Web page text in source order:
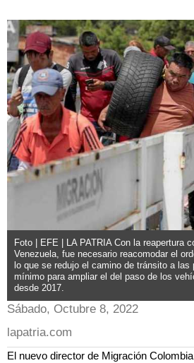
Foto | EFE | LA PATRIA Con la reapertura
Venezuela, fue necesario reacomodar el
lo que se redujo el camino de tránsito a
mínimo para ampliar el del paso de los
desde 2017.
Sábado, Octubre 8, 2022
lapatria.com
El nuevo director de Migración